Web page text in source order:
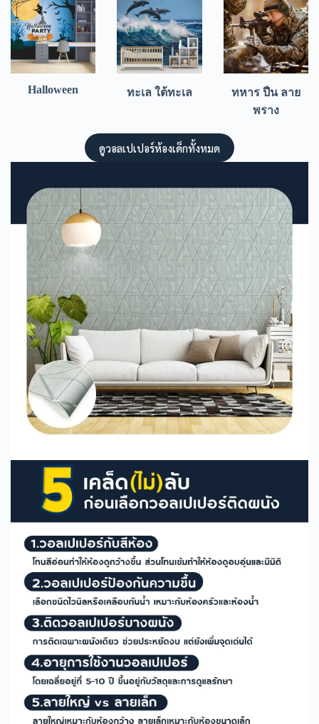
Halloween ทะเล ใต้ทะเล
ทหาร ปืน ลาย
พราง
ดูวอลเปเปอร์ห้องเด็กทั้งหมด